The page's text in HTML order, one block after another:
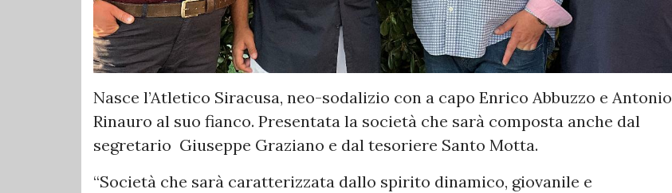
Nasce l’Atletico Siracusa, neo-sodalizio con a capo Enrico Abbuzzo e Antonio
Rinauro al suo fianco. Presentata la società che sarà composta anche dal
segretario Giuseppe Graziano e dal tesoriere Santo Motta.
“Società che sarà caratterizzata dallo spirito dinamico, giovanile e